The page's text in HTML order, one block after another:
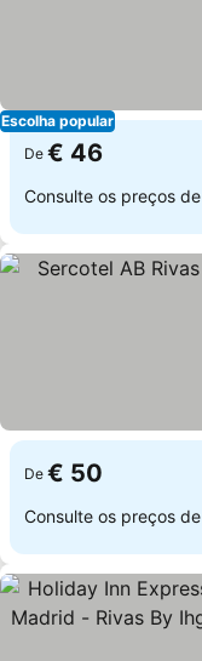
Escolha popular
De € 46
Consulte os preços de
De € 50
Consulte os preços de